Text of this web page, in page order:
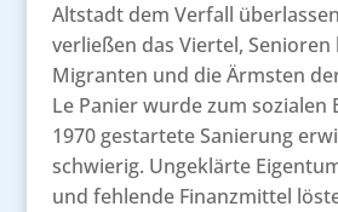
Altstadt dem Verfall
verließen das Viertel, Senioren
Migranten und die Ärmsten
Le Panier wurde zum sozialen
1970 gestartete Sanierung
schwierig. Ungeklärte
und fehlende Finanzmittel